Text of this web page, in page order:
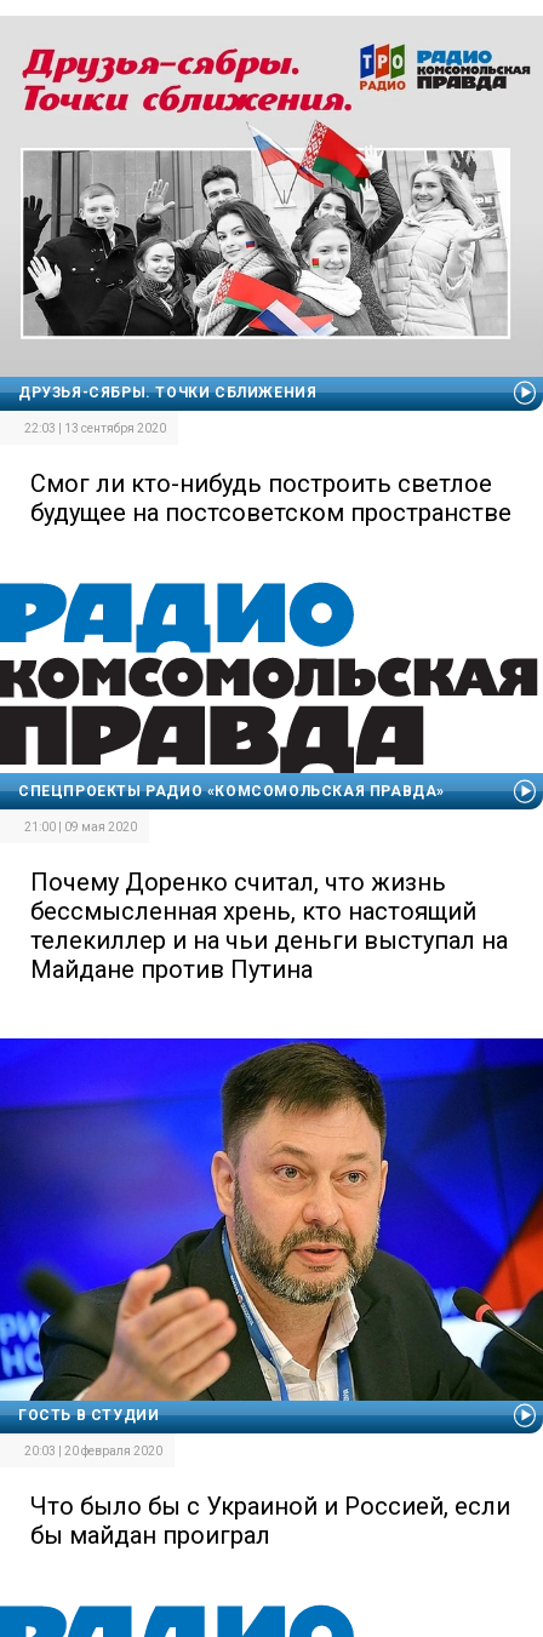
ДРУЗЬЯ-СЯБРЫ. ТОЧКИ СБЛИЖЕНИЯ
22:03 | 13 сентября 2020
Смог ли кто-нибудь построить светлое
будущее на постсоветском пространстве
СПЕЦПРОЕКТЫ РАДИО «КОМСОМОЛЬСКАЯ ПРАВДА»
21:00 | 09 мая 2020
Почему Доренко считал, что жизнь
бессмысленная хрень, кто настоящий
телекиллер и на чьи деньги выступал на
Майдане против Путина
ГОСТЬ В СТУДИИ
20:03 | 20 февраля 2020
Что было бы с Украиной и Россией, если
бы майдан проиграл